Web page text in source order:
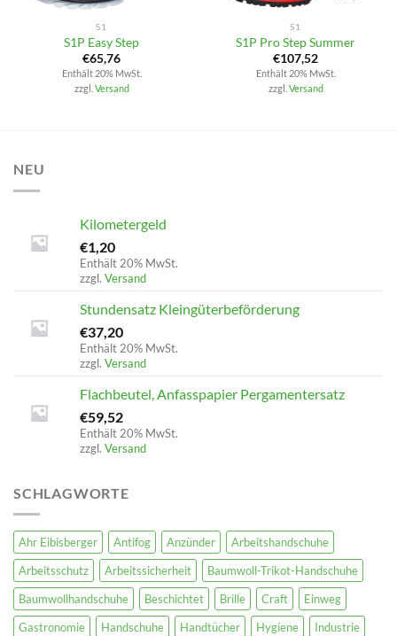
S1
S1P Easy Step
€65,76
Enthält 20% MwSt.
zzgl. Versand
S1
S1P Pro Step Summer
€107,52
Enthält 20% MwSt.
zzgl. Versand
NEU
Kilometergeld
€1,20
Enthält 20% MwSt.
zzgl. Versand
Stundensatz Kleingüterbeförderung
€37,20
Enthält 20% MwSt.
zzgl. Versand
Flachbeutel, Anfasspapier Pergamentersatz
€59,52
Enthält 20% MwSt.
zzgl. Versand
SCHLAGWORTE
Ahr Eibisberger Antifog Anzünder
Arbeitshandschuhe
Arbeitsschutz
Arbeitssicherheit
Baumwoll-Trikot-Handschuhe
Baumwollhandschuhe
Beschichtet Brille Craft
Einweg
Gastronomie
Handschuhe Handtücher Hygiene
Industrie